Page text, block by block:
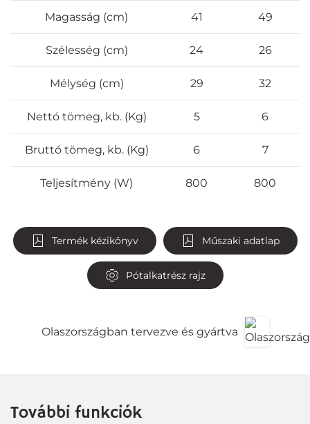
Magasság (cm) 41 49
Szélesség (cm) 24 26
Mélység (cm) 29 32
Nettó tömeg, kb. (Kg) 5 6
Bruttó tömeg, kb. (Kg) 6 7
Teljesítmény (W) 800 800
Termék kézikönyv Műszaki adatlap
Pótalkatrész rajz
Olaszországban tervezve és gyártva
További funkciók